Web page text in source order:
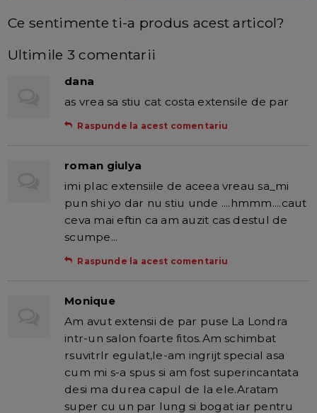
Ce sentimente ti-a produs acest articol?
Ultimile 3 comentarii
dana
as vrea sa stiu cat costa extensile de par
Raspunde la acest comentariu
roman giulya
imi plac extensiile de aceea vreau sa_mi
pun shi yo dar nu stiu unde ....hmmm....caut
ceva mai eftin ca am auzit cas destul de
scumpe...
Raspunde la acest comentariu
Monique
Am avut extensii de par puse La Londra
intr-un salon foarte fitos.Am schimbat
rsuvitrlr egulat,le-am ingrijt special asa
cum mi s-a spus si am fost superincantata
desi ma durea capul de la ele.Aratam
super cu un par lung si bogat iar pentru